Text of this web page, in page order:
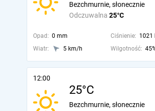
Odczuwalna 25°C
Bezchmurnie, słonecznie
Opad: 0 mm Ciśnienie: 1021
Wiatr:
5 km/h Wilgotność:
12:00
25°C
Bezchmurnie, słonecznie